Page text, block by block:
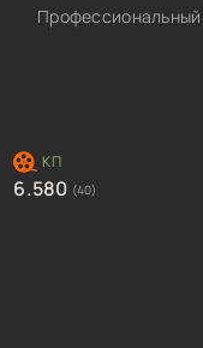
6.580 (40)